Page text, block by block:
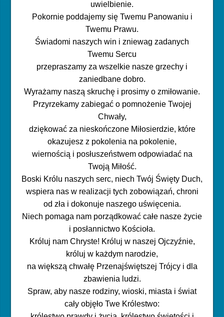
uwielbienie.
Pokornie poddajemy się Twemu Panowaniu i
Twemu Prawu.
Świadomi naszych win i zniewag zadanych
Twemu Sercu
przepraszamy za wszelkie nasze grzechy i
zaniedbane dobro.
Wyrażamy naszą skruchę i prosimy o zmiłowanie.
Przyrzekamy zabiegać o pomnożenie Twojej
Chwały,
dziękować za nieskończone Miłosierdzie, które
okazujesz z pokolenia na pokolenie,
wiernością i posłuszeństwem odpowiadać na
Twoją Miłość.
Boski Królu naszych serc, niech Twój Święty Duch,
wspiera nas w realizacji tych zobowiązań, chroni
od zła i dokonuje naszego uświęcenia.
Niech pomaga nam porządkować całe nasze życie
i posłannictwo Kościoła.
Króluj nam Chryste! Króluj w naszej Ojczyźnie,
króluj w każdym narodzie,
na większą chwałę Przenajświętszej Trójcy i dla
zbawienia ludzi.
Spraw, aby nasze rodziny, wioski, miasta i świat
cały objęło Twe Królestwo: